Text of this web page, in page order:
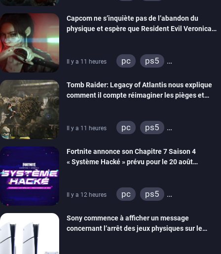
Capcom ne s’inquiète pas de l’abandon du
physique et espère que Resident Evil Veronica
Il y a 11 heures pc
ps5
Tomb Raider: Legacy of Atlantis nous explique
comment il compte réimaginer les pièges et
Il y a 11 heures pc
ps5
Fortnite annonce son Chapitre 7 Saison 4
« Système Hacké » prévu pour le 20 août
Il y a 12 heures pc
ps5
ios
android
xbox one
switch 2
Sony commence à afficher un message
concernant l’arrêt des jeux physiques sur le